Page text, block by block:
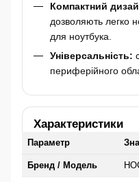
Компактний
дозволяють легко
для ноутбука.
Універсальність:
периферійного
Характеристики
Параметр
Бренд / Модель